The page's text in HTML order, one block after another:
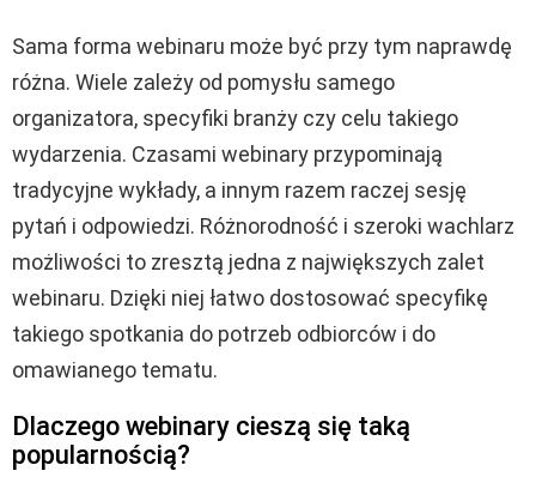
Sama forma webinaru może być przy tym naprawdę
różna. Wiele zależy od pomysłu samego
organizatora, specyfiki branży czy celu takiego
wydarzenia. Czasami webinary przypominają
tradycyjne wykłady, a innym razem raczej sesję
pytań i odpowiedzi. Różnorodność i szeroki wachlarz
możliwości to zresztą jedna z największych zalet
webinaru. Dzięki niej łatwo dostosować specyfikę
takiego spotkania do potrzeb odbiorców i do
omawianego tematu.
Dlaczego webinary cieszą się taką
popularnością?